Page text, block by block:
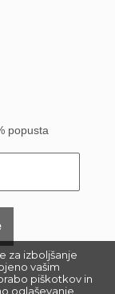
za izboljšanje
vašim
piškotkov in
oglaševanje.
popusta